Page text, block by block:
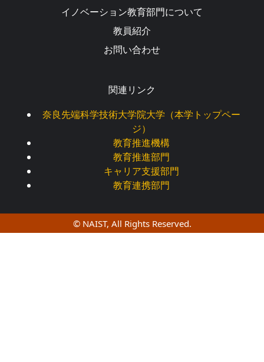
イノベーション教育部門について
教員紹介
お問い合わせ
関連リンク
奈良先端科学技術大学院大学（本学トップペー
ジ）
教育推進機構
教育推進部門
キャリア支援部門
教育連携部門
© NAIST, All Rights Reserved.